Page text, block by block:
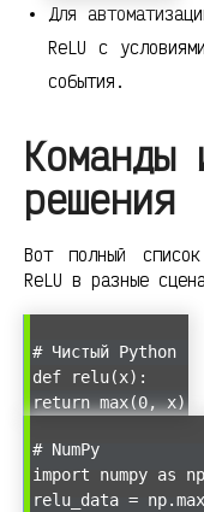
Для
ReLU с
события.
Команды
решения
Вот полный
ReLU в разные
# Чистый Python
def relu(x):
return max(0, x)
# NumPy
import numpy as np
relu_data =